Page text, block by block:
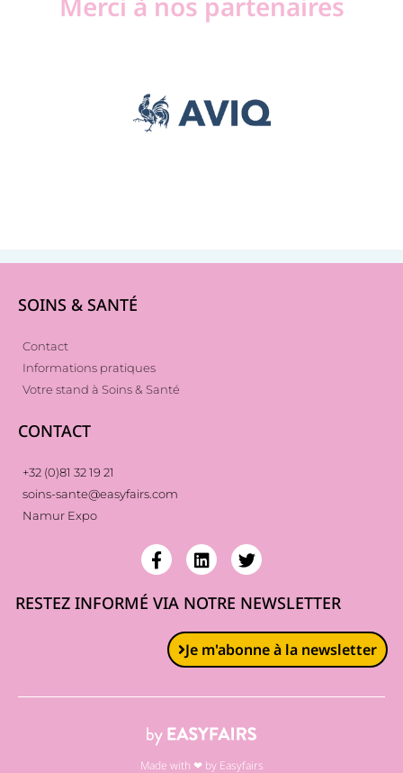
SOINS & SANTÉ
Contact
Informations pratiques
Votre stand à Soins & Santé
CONTACT
+32 (0)81 32 19 21
soins-sante@easyfairs.com
Namur Expo
RESTEZ INFORMÉ VIA NOTRE NEWSLETTER
Je m'abonne à la newsletter
Made with ❤ by Easyfairs